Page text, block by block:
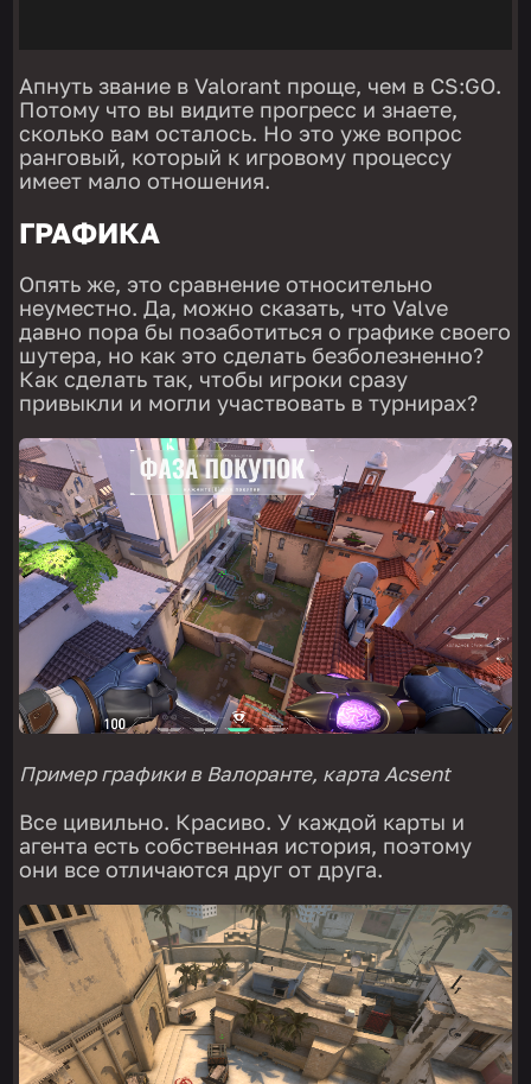
Апнуть звание в Valorant проще, чем в CS:GO.
Потому что вы видите прогресс и знаете,
сколько вам осталось. Но это уже вопрос
ранговый, который к игровому процессу
имеет мало отношения.
ГРАФИКА
Опять же, это сравнение относительно
неуместно. Да, можно сказать, что Valve
давно пора бы позаботиться о графике своего
шутера, но как это сделать безболезненно?
Как сделать так, чтобы игроки сразу
привыкли и могли участвовать в турнирах?
Пример графики в Валоранте, карта Acsent
Все цивильно. Красиво. У каждой карты и
агента есть собственная история, поэтому
они все отличаются друг от друга.